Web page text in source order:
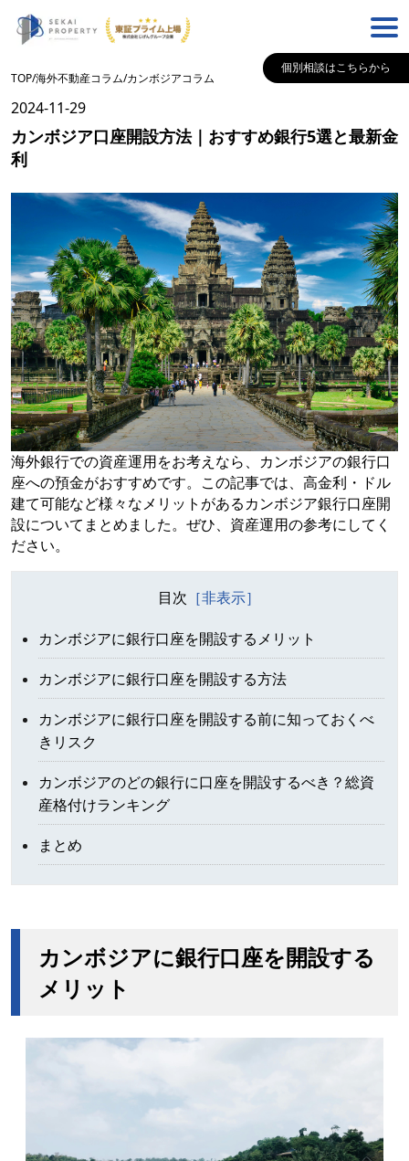
個別相談はこちらから
TOP/海外不動産コラム/カンボジアコラム
2024-11-29
カンボジア口座開設方法｜おすすめ銀行5選と最新金
利
海外銀行での資産運用をお考えなら、カンボジアの銀行口
座への預金がおすすめです。この記事では、高金利・ドル
建て可能など様々なメリットがあるカンボジア銀行口座開
設についてまとめました。ぜひ、資産運用の参考にしてく
ださい。
目次
カンボジアに銀行口座を開設するメリット
カンボジアに銀行口座を開設する方法
カンボジアに銀行口座を開設する前に知っておくべ
きリスク
カンボジアのどの銀行に口座を開設するべき？総資
産格付けランキング
まとめ
カンボジアに銀行口座を開設する
メリット